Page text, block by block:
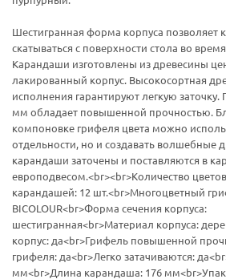
Шестигранная форма корпуса позволяет
скатываться с поверхности стола во
Карандаши изготовлены из древесины
лакированный корпус. Высокосортная
исполнения гарантируют легкую
мм обладает повышенной прочностью.
компоновке грифеля цвета можно
отдельности, но и создавать волшебные
карандаши заточены и поставляются в
европодвесом.<br><br>Количество
карандашей: 12 шт.<br>Многоцветный
BICOLOUR<br>Форма сечения корпуса:
шестигранная<br>Материал корпуса:
корпус: да<br>Грифель повышенной
грифеля: да<br>Легко затачиваются:
мм<br>Длина карандаша: 176